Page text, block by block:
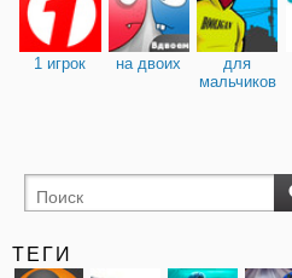
1 игрок на двоих
для
мальчиков
ТЕГИ